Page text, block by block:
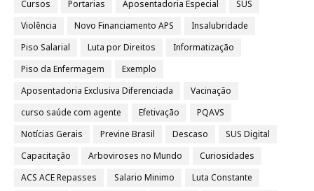
Cursos
Portarias Aposentadoria Especial
SUS
Violência
Novo Financiamento APS
Insalubridade
Piso Salarial
Luta por Direitos
Informatização
Piso da Enfermagem
Exemplo
Aposentadoria Exclusiva Diferenciada
Vacinação
curso saúde com agente
Efetivação
PQAVS
Notícias Gerais
Previne Brasil Descaso
SUS Digital
Capacitação
Arboviroses no Mundo
Curiosidades
ACS ACE Repasses
Salario Minimo
Luta Constante